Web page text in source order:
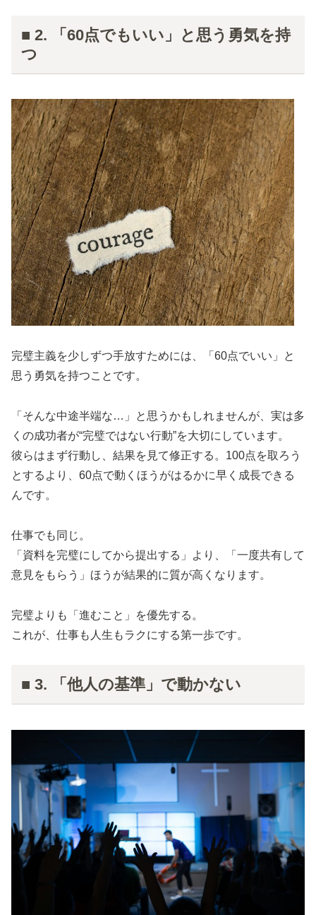
■ 2. 「60点でもいい」と思う勇気を持
つ
完璧主義を少しずつ手放すためには、「60点でいい」と
思う勇気を持つことです。
「そんな中途半端な…」と思うかもしれませんが、実は多
くの成功者が“完璧ではない行動”を大切にしています。
彼らはまず行動し、結果を見て修正する。100点を取ろう
とするより、60点で動くほうがはるかに早く成長できる
んです。
仕事でも同じ。
「資料を完璧にしてから提出する」より、「一度共有して
意見をもらう」ほうが結果的に質が高くなります。
完璧よりも「進むこと」を優先する。
これが、仕事も人生もラクにする第一歩です。
■ 3. 「他人の基準」で動かない